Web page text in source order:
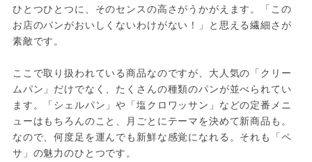
ひとつひとつに、そのセンスの高さがうかがえます。「この
お店のパンがおいしくないわけがない！」と思える繊細さが
素敵です。
ここで取り扱われている商品なのですが、大人気の「クリー
ムパン」だけでなく、たくさんの種類のパンが並べられてい
ます。「シェルパン」や「塩クロワッサン」などの定番メニ
ューはもちろんのこと、月ごとにテーマを決めて新商品も。
なので、何度足を運んでも新鮮な感覚になれる。それも「ペ
サ」の魅力のひとつです。